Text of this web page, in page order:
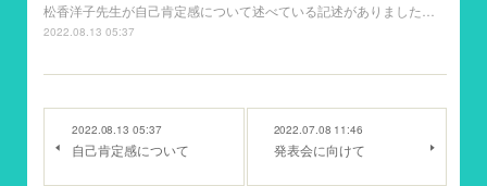
松香洋子先生が自己肯定感について述べている記述がありました…
2022.08.13 05:37
2022.08.13 05:37
自己肯定感について
2022.07.08 11:46
発表会に向けて